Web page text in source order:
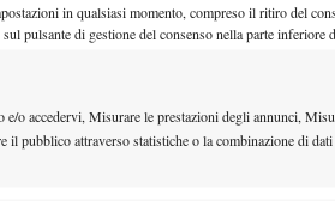
in qualsiasi momento, compreso il ritiro del
pulsante di gestione del consenso nella parte inferiore
o accedervi, Misurare le prestazioni degli annunci,
il pubblico attraverso statistiche o la combinazione di